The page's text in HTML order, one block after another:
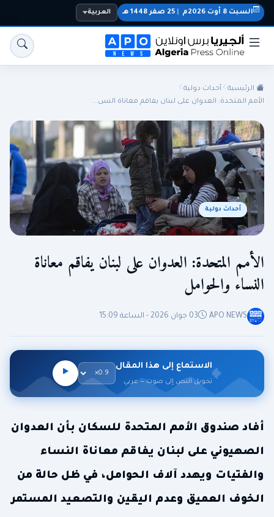
الجزائر الجالية المنتخب الوطني سياسة
اقتصاد رياضة
السبت 8 أوت 2026م 25 صفر 1448 هـ العربية
الرئيسية
أحداث دولية
الأمم المتحدة: العدوان على لبنان يفاقم معاناة النس...
أحداث دولية
الأمم المتحدة: العدوان على لبنان يفاقم معاناة
النساء والحوامل
APO NEWS 03 جوان 2026 - الساعة 15:09
الاستماع إلى هذا المقال
تحويل النص إلى صوت — عربي
أفاد صندوق الأمم المتحدة للسكان بأن العدوان
الصهيوني على لبنان يفاقم معاناة النساء
والفتيات ويهدد آلاف الحوامل، في ظل حالة من
الخوف العميق وعدم اليقين والتصعيد المستمر